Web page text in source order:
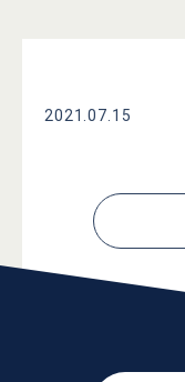
2021.07.15